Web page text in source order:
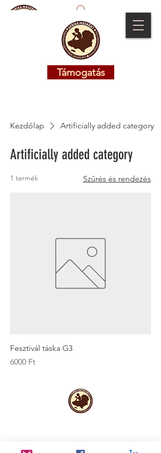
Támogatás
Támogatás
Kezdőlap Artificially added category
Artificially added category
1 termék Szűrés és rendezés
Fesztivál táska G3
Ár
6000 Ft